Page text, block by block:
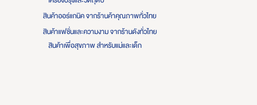
สินค้าออร์แกนิค จากร้านค้าคุณภาพทั่วไทย
สินค้าแฟชั่นและความงาม จากร้านดังทั่วไทย
สินค้าเพื่อสุขภาพ สำหรับแม่และเด็ก